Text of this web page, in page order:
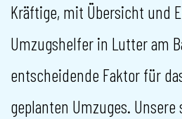
Kräftige, mit Übersicht und
Umzugshelfer in Lutter am
entscheidende Faktor für
geplanten Umzuges.